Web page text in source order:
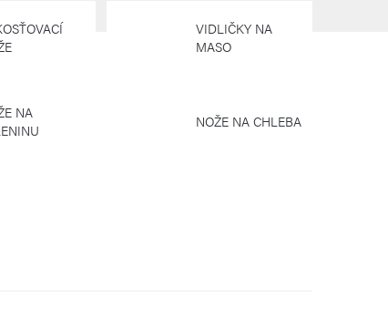
VIDLIČKY NA
MASO
NA
NOŽE NA CHLEBA